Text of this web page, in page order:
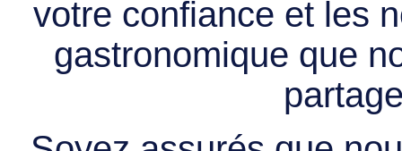
votre confiance et les
gastronomique que